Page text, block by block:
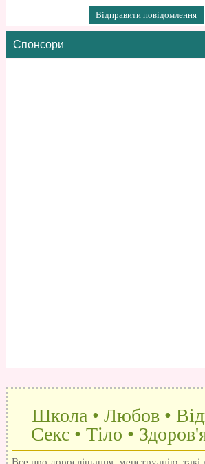
Спонсори
Школа • Любов •
Секс • Тіло •